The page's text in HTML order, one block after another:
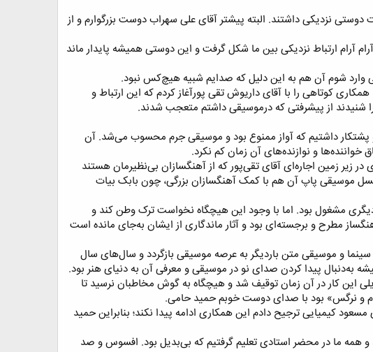
نزدیکی داشتند. البته پیشتر آقای علی سهراب دوست بزرگوارم و از
آرام ارتباط نزدیکی بین ما شکل گرفت و این دوستی همیشه پایدار ماند
وارد شوم آن هم به این دلیل که صدایم شبیه هیچ‌کس نبود.​
کوتاهی را با آقای داریوش تقی پورآغاز کردم که این ارتباط و
را شنیدند از پیشرفتی که درموسیقی داشتم متعجب شدند.
و پشتکار داشتیم که آواز ممنوع بود و موسیقی جرم محسوب می‌شد. آن
خواننده‌ها و نوازنده‌های آن زمان کم نکرد.​
زیر زمین اجاره‌ای آقای تقی‌پور که از آهنگسازان بی‌نظیرمان هستند
نسل موسیقی پاپ آن هم با کمک آهنگسازان بزرگی، چون بابک بیات
مشغول بود. اما با وجود این هیچگاه نخواست ترک وطن کند و
مطرح و برجسته‌ای بود و آثار ماندگاری از ایشان به‌جای مانده است
و موسیقی متن باردیگر به عرصه موسیقی بازگردد و سال‌های سال
پیدا کردن صدای نو در موسیقی و معرفی آن به دنیای هنر بود.​
این کار در آن زمان توقیف شد و هیچگاه به گوش مخاطبان نرسید تا
و نرگس» بود با صدای دوست خوبم حمید حامی.​
کیمیایی ترجیح دادم این همکاری ادامه پیدا نکند؛ بنابراین حمید
و همه ما در محضر استادی تعلیم گرفتیم که بی‌بدیل بود. افسوس و صد